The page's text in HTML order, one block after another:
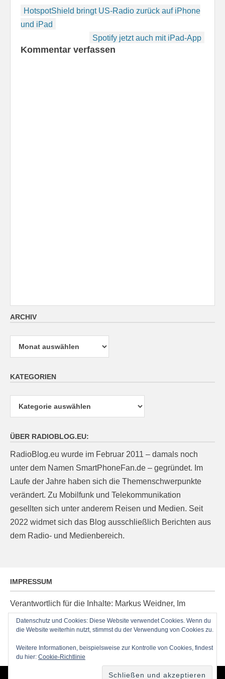
Beitragsnavigation
HotspotShield bringt US-Radio zurück auf iPhone
und iPad
Spotify jetzt auch mit iPad-App
Kommentar verfassen
ARCHIV
Archiv
KATEGORIEN
ÜBER RADIOBLOG.EU:
RadioBlog.eu wurde im Februar 2011 – damals noch
unter dem Namen SmartPhoneFan.de – gegründet. Im
Laufe der Jahre haben sich die Themenschwerpunkte
verändert. Zu Mobilfunk und Telekommunikation
gesellten sich unter anderem Reisen und Medien. Seit
2022 widmet sich das Blog ausschließlich Berichten aus
dem Radio- und Medienbereich.
IMPRESSUM
Verantwortlich für die Inhalte: Markus Weidner, Im
Ziegelacker 20, D-63599 Biebergemünd, E-Mail:
post@radioblog.eu
Technik und Administration: Thomas Michel
Datenschutz und Cookies: Diese Website verwendet Cookies. Wenn du
die Website weiterhin nutzt, stimmst du der Verwendung von Cookies zu.
Weitere Informationen, beispielsweise zur Kontrolle von Cookies, findest
du hier: Cookie-Richtlinie